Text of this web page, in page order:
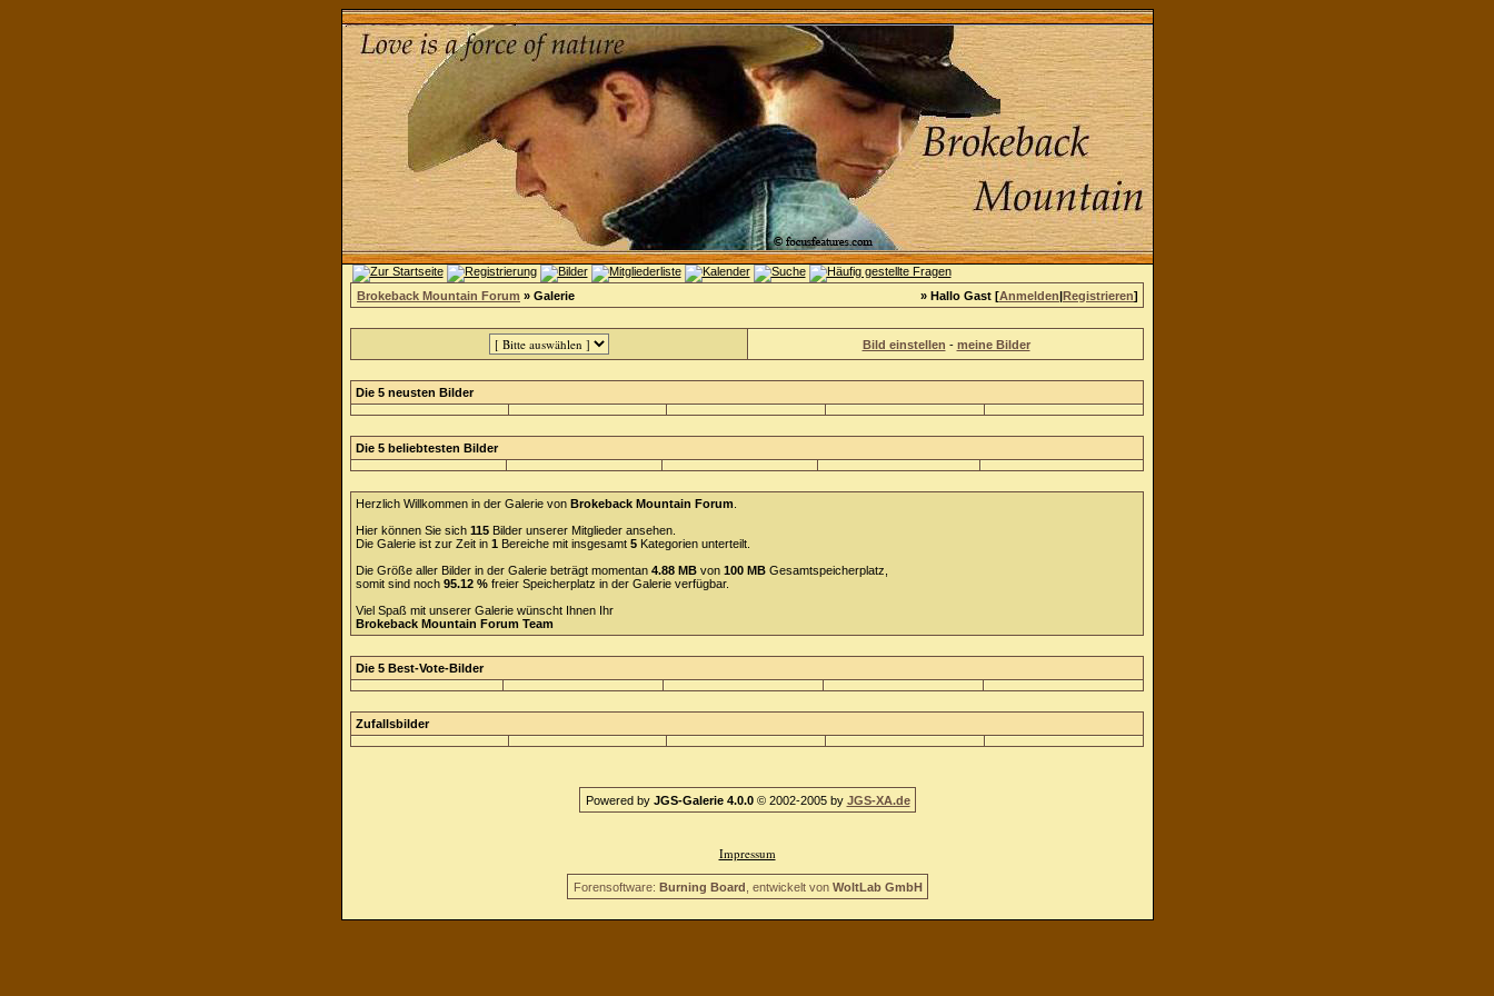
Brokeback Mountain Forum » Galerie » Hallo Gast [Anmelden|Registrieren]
Bild einstellen - meine Bilder
Die 5 neusten Bilder
Die 5 beliebtesten Bilder
Herzlich Willkommen in der Galerie von Brokeback Mountain Forum
Hier können Sie sich 115 Bilder unserer Mitglieder ansehen.
Die Galerie ist zur Zeit in 1 Bereiche mit insgesamt 5 Kategorien unterteilt.
Die Größe aller Bilder in der Galerie beträgt momentan 4.88 MB von 100 MB Gesamtspeicherplatz,
somit sind noch 95.12 % freier Speicherplatz in der Galerie verfügbar.
Viel Spaß mit unserer Galerie wünscht Ihnen Ihr
Brokeback Mountain Forum Team
Die 5 Best-Vote-Bilder
Zufallsbilder
Powered by JGS-Galerie 4.0.0© 2002-2005 by JGS-XA.de
Impressum
Forensoftware: Burning Board , entwickelt von WoltLab GmbH